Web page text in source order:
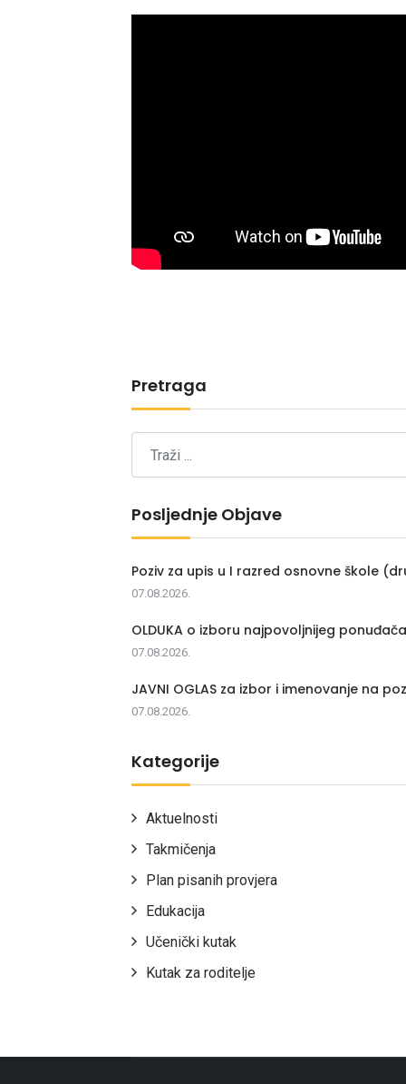
Pretraga
Posljednje Objave
Poziv za upis u I razred osnovne škole
07.08.2026.
OLDUKA o izboru najpovoljnijeg
07.08.2026.
JAVNI OGLAS za izbor i imenovanje na
07.08.2026.
Kategorije
Aktuelnosti
Takmičenja
Plan pisanih provjera
Edukacija
Učenički kutak
Kutak za roditelje